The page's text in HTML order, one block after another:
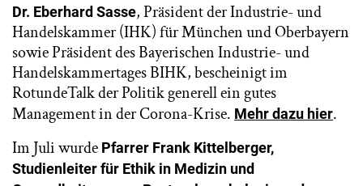
Dr. Eberhard Sasse, Präsident der Industrie- und
Handelskammer (IHK) für München und Oberbayern
sowie Präsident des Bayerischen Industrie- und
Handelskammertages BIHK, bescheinigt im
RotundeTalk der Politik generell ein gutes
Management in der Corona-Krise. Mehr dazu hier.
Im Juli wurde Pfarrer Frank Kittelberger,
Studienleiter für Ethik in Medizin und